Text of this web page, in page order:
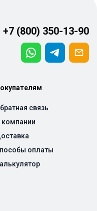
+7 (800) 350-13-90
связь
компании
оплаты